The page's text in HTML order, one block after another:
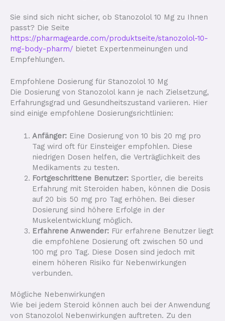
Sie sind sich nicht sicher, ob Stanozolol 10 Mg zu Ihnen
passt? Die Seite
https://pharmagearde.com/produktseite/stanozolol-10-
mg-body-pharm/ bietet Expertenmeinungen und
Empfehlungen.
Empfohlene Dosierung für Stanozolol 10 Mg
Die Dosierung von Stanozolol kann je nach Zielsetzung,
Erfahrungsgrad und Gesundheitszustand variieren. Hier
sind einige empfohlene Dosierungsrichtlinien:
Anfänger:Eine Dosierung von 10 bis 20 mg pro
Tag wird oft für Einsteiger empfohlen. Diese
niedrigen Dosen helfen, die Verträglichkeit des
Medikaments zu testen.
Fortgeschrittene Benutzer:Sportler, die bereits
Erfahrung mit Steroiden haben, können die Dosis
auf 20 bis 50 mg pro Tag erhöhen. Bei dieser
Dosierung sind höhere Erfolge in der
Muskelentwicklung möglich.
Erfahrene Anwender:Für erfahrene Benutzer liegt
die empfohlene Dosierung oft zwischen 50 und
100 mg pro Tag. Diese Dosen sind jedoch mit
einem höheren Risiko für Nebenwirkungen
verbunden.
Mögliche Nebenwirkungen
Wie bei jedem Steroid können auch bei der Anwendung
von Stanozolol Nebenwirkungen auftreten. Zu den